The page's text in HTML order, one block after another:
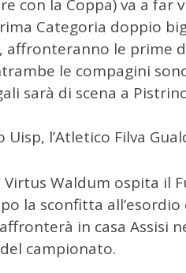
con la Coppa) va a far
Categoria doppio
affronteranno le prime
le compagini
sarà di scena a
Uisp, l’Atletico Filva
Virtus Waldum ospita il
la sconfitta
in casa Assisi
campionato.